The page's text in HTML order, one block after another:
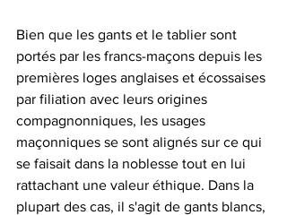
Bien que les gants et le tablier sont
portés par les francs-maçons depuis les
premières loges anglaises et écossaises
par filiation avec leurs origines
compagnonniques, les usages
maçonniques se sont alignés sur ce qui
se faisait dans la noblesse tout en lui
rattachant une valeur éthique. Dans la
plupart des cas, il s'agit de gants blancs,